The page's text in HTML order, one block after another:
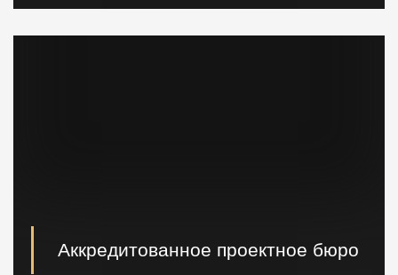
Аккредитованное проектное бюро